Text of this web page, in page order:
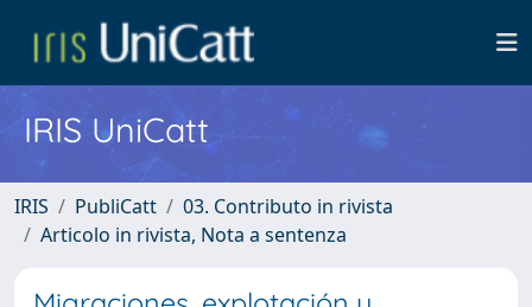
IRIS UniCatt
IRIS PubliCatt
03. Contributo in rivista
Articolo in rivista, Nota a sentenza